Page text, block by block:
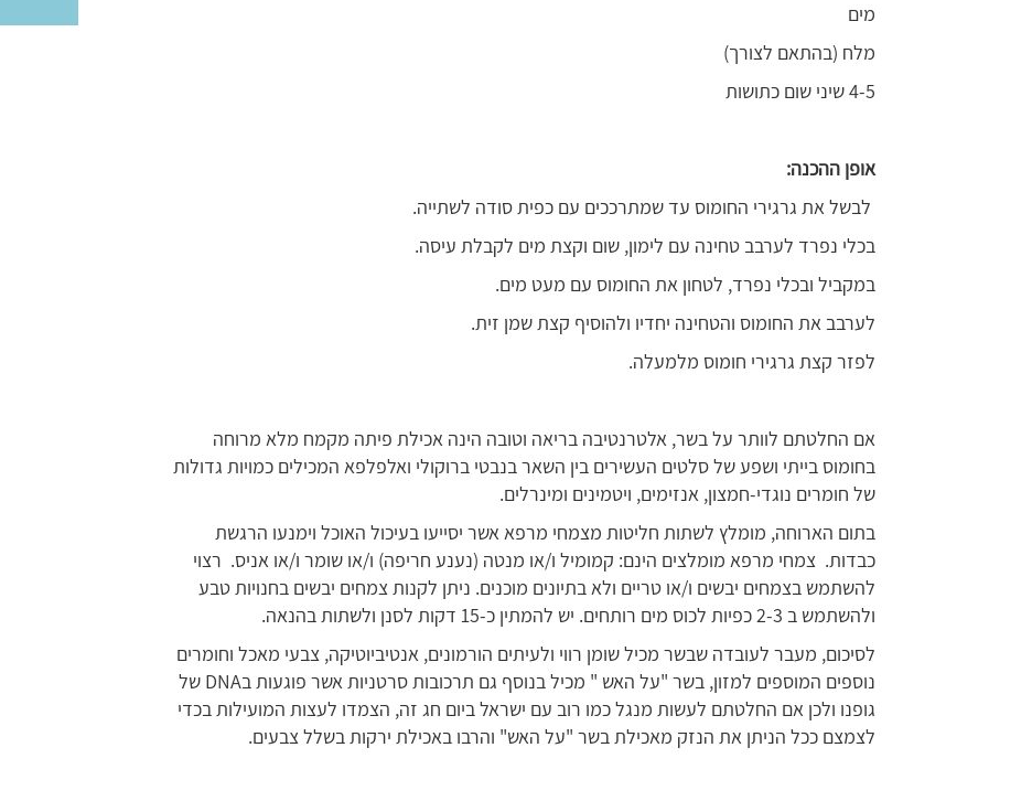
מים
מלח (בהתאם לצורך)
4-5 שיני שום כתושות
אופן ההכנה:
לבשל את גרגירי החומוס עד שמתרככים עם כפית סודה לשתייה.
בכלי נפרד לערבב טחינה עם לימון, שום וקצת מים לקבלת עיסה.
במקביל ובכלי נפרד, לטחון את החומוס עם מעט מים.
לערבב את החומוס והטחינה יחדיו ולהוסיף קצת שמן זית.
לפזר קצת גרגירי חומוס מלמעלה.
אם החלטתם לוותר על בשר, אלטרנטיבה בריאה וטובה הינה אכילת פיתה מקמח מלא מרוחה
בחומוס בייתי ושפע של סלטים העשירים בין השאר בנבטי ברוקולי ואלפלפא המכילים כמויות גדולות
של חומרים נוגדי-חמצון, אנזימים, ויטמינים ומינרלים.
בתום הארוחה, מומלץ לשתות חליטות מצמחי מרפא אשר יסייעו בעיכול האוכל וימנעו הרגשת
כבדות. צמחי מרפא מומלצים הינם: קמומיל ו/או מנטה (נענע חריפה) ו/או שומר ו/או אניס. רצוי
להשתמש בצמחים יבשים ו/או טריים ולא בתיונים מוכנים. ניתן לקנות צמחים יבשים בחנויות טבע
ולהשתמש ב 2-3 כפיות לכוס מים רותחים. יש להמתין כ-15 דקות לסנן ולשתות בהנאה.
לסיכום, מעבר לעובדה שבשר מכיל שומן רווי ולעיתים הורמונים, אנטיביוטיקה, צבעי מאכל וחומרים
נוספים המוספים למזון, בשר "על האש " מכיל בנוסף גם תרכובות סרטניות אשר פוגעות בDNA של
גופנו ולכן אם החלטתם לעשות מנגל כמו רוב עם ישראל ביום חג זה, הצמדו לעצות המועילות בכדי
לצמצם ככל הניתן את הנזק מאכילת בשר "על האש" והרבו באכילת ירקות בשלל צבעים.